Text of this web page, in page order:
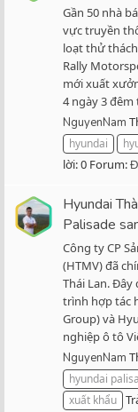
Gần 50 nhà
vực truyền
loạt thử
Rally
mới xuất
4 ngày 3 đêm
NguyenNam
hyundai
lời: 0 Forum:
Hyundai
Palisade
Công ty CP
(HTMV) đã
Thái Lan.
trình hợp tác
Group) và
nghiệp ô tô
NguyenNam
hyundai
xuất khẩu